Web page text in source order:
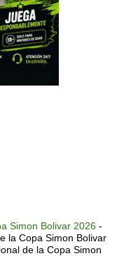
Simon Bolivar 2026 -
la Copa Simon Bolivar
de la Copa Simon